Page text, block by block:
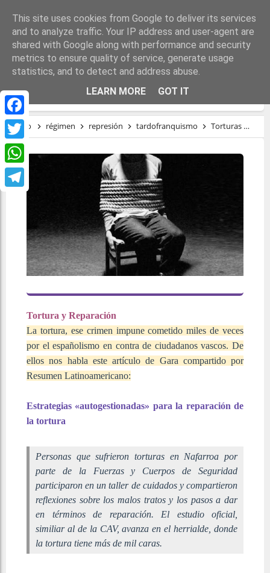
Facebook
Twitter
WhatsApp
TORTURA Y REPARACIÓN
Inicio régimen represión tardofranquismo Torturas
Tortura y Reparación
La tortura, ese crimen impune cometido miles de veces
por el españolismo en contra de ciudadanos vascos. De
ellos nos habla este artículo de Gara compartido por
Resumen Latinoamericano:
Estrategias «autogestionadas» para la reparación de
la tortura
Personas que sufrieron torturas en Nafarroa por
parte de la Fuerzas y Cuerpos de Seguridad
participaron en un taller de cuidados y compartieron
reflexiones sobre los malos tratos y los pasos a dar
en términos de reparación. El estudio oficial,
similiar al de la CAV, avanza en el herrialde, donde
la tortura tiene más de mil caras.
This site uses cookies from Google to deliver its services
and to analyze traffic. Your IP address and user-agent are
shared with Google along with performance and security
metrics to ensure quality of service, generate usage
statistics, and to detect and address abuse.
LEARN MORE
GOT IT